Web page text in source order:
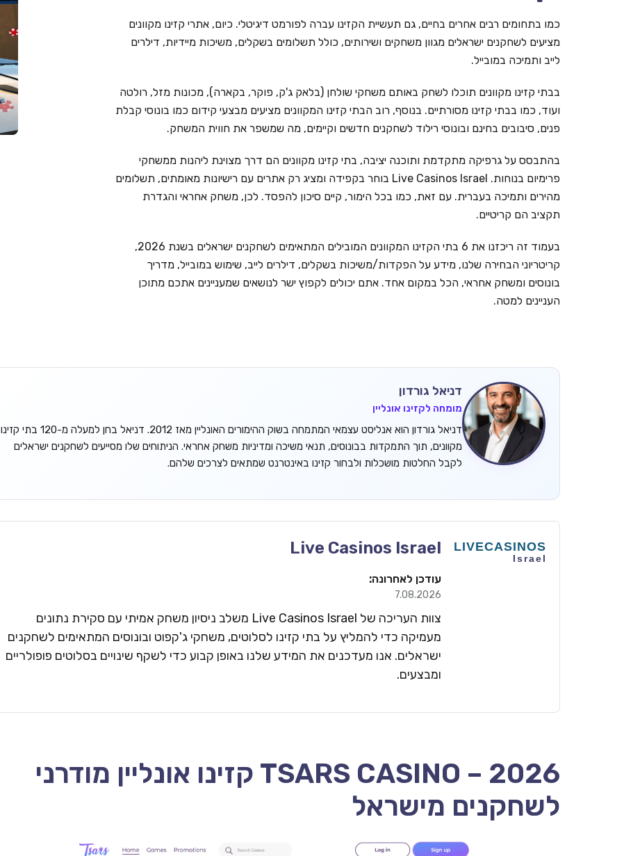
כמו בתחומים רבים אחרים בחיים, גם תעשיית הקזינו עברה לפורמט דיגיטלי. כיום, אתרי קזינו מקוונים
מציעים לשחקנים ישראלים מגוון משחקים ושירותים, כולל תשלומים בשקלים, משיכות מיידיות, דילרים
לייב ותמיכה במובייל.
בבתי קזינו מקוונים תוכלו לשחק באותם משחקי שולחן (בלאק ג'ק, פוקר, בקארה), מכונות מזל, רולטה
ועוד, כמו בבתי קזינו מסורתיים. בנוסף, רוב הבתי קזינו המקוונים מציעים מבצעי קידום כמו בונוסי קבלת
פנים, סיבובים בחינם ובונוסי רילוד לשחקנים חדשים וקיימים, מה שמשפר את חווית המשחק.
בהתבסס על גרפיקה מתקדמת ותוכנה יציבה, בתי קזינו מקוונים הם דרך מצוינת ליהנות ממשחקי
פרימיום בנוחות. Live Casinos Israel בוחר בקפידה ומציג רק אתרים עם רישיונות מאומתים, תשלומים
מהירים ותמיכה בעברית. עם זאת, כמו בכל הימור, קיים סיכון להפסד. לכן, משחק אחראי והגדרת
תקציב הם קריטיים.
בעמוד זה ריכזנו את 6 בתי הקזינו המקוונים המובילים המתאימים לשחקנים ישראלים בשנת 2026,
קריטריוני הבחירה שלנו, מידע על הפקדות/משיכות בשקלים, דילרים לייב, שימוש במובייל, מדריך
בונוסים ומשחק אחראי, הכל במקום אחד. אתם יכולים לקפוץ ישר לנושאים שמעניינים אתכם מתוכן
העניינים למטה.
דניאל גורדון
מומחה לקזינו אונליין
דניאל גורדון הוא אנליסט עצמאי המתמחה בשוק ההימורים האונליין מאז 2012. דניאל בחן למעלה מ-120 בתי קזינו
מקוונים, תוך התמקדות בבונוסים, תנאי משיכה ומדיניות משחק אחראי. הניתוחים שלו מסייעים לשחקנים ישראלים
לקבל החלטות מושכלות ולבחור קזינו באינטרנט שמתאים לצרכים שלהם.
Live Casinos Israel
עודכן לאחרונה:
7.08.2026
צוות העריכה של Live Casinos Israel משלב ניסיון משחק אמיתי עם סקירת נתונים
מעמיקה כדי להמליץ על בתי קזינו לסלוטים, משחקי ג'קפוט ובונוסים המתאימים לשחקנים
ישראלים. אנו מעדכנים את המידע שלנו באופן קבוע כדי לשקף שינויים בסלוטים פופולריים
ומבצעים.
TSARS CASINO – 2026 קזינו אונליין מודרני
לשחקנים מישראל